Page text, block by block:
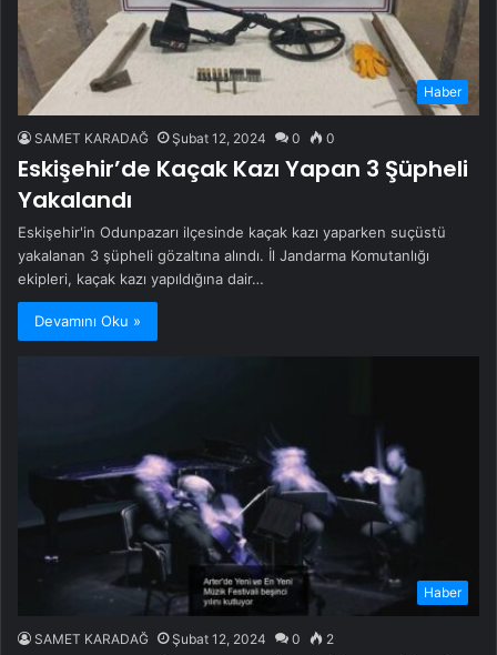
Haber
SAMET KARADAĞ Şubat 12, 2024 0 0
Eskişehir’de Kaçak Kazı Yapan 3 Şüpheli
Yakalandı
Eskişehir'in Odunpazarı ilçesinde kaçak kazı yaparken suçüstü
yakalanan 3 şüpheli gözaltına alındı. İl Jandarma Komutanlığı
ekipleri, kaçak kazı yapıldığına dair…
Devamını Oku »
Haber
SAMET KARADAĞ Şubat 12, 2024 0 2